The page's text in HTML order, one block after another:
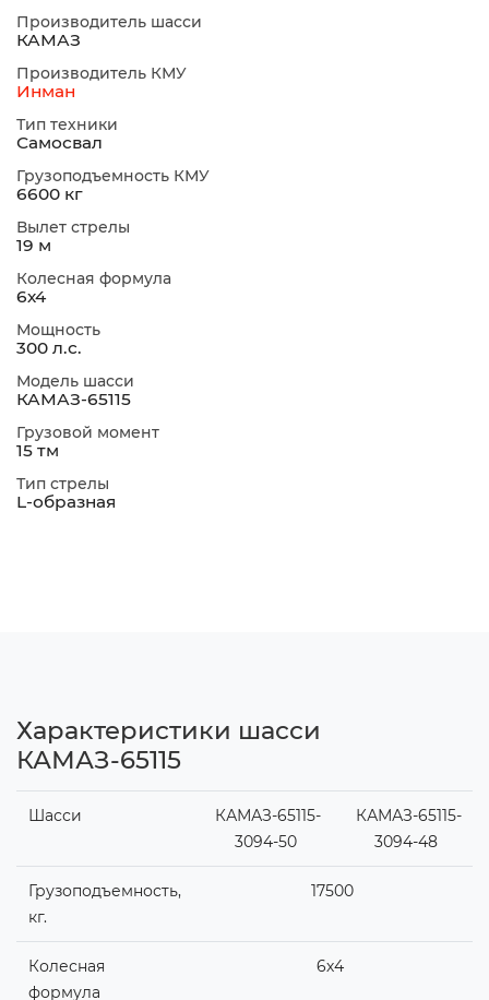
Производитель шасси
КАМАЗ
Производитель КМУ
Инман
Тип техники
Самосвал
Грузоподъемность КМУ
6600 кг
Вылет стрелы
19 м
Колесная формула
6х4
Мощность
300 л.с.
Модель шасси
КАМАЗ-65115
Грузовой момент
15 тм
Тип стрелы
L-образная
Характеристики шасси
КАМАЗ-65115
Шасси
КАМАЗ-65115-
3094-50
КАМАЗ-65115-
3094-48
Грузоподъемность,
кг.
17500
Колесная
формула
6х4